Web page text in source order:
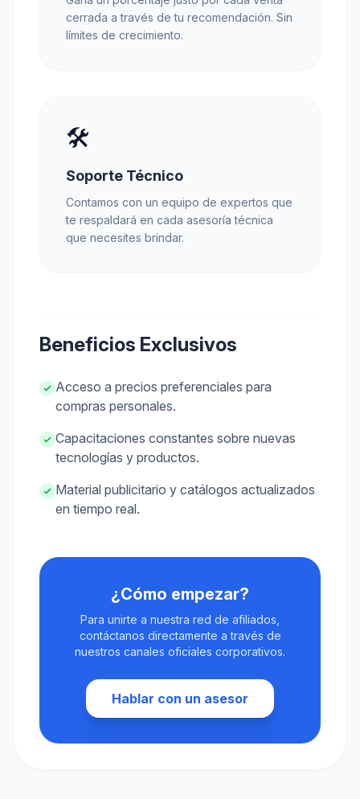
cerrada a través de tu recomendación. Sin
límites de crecimiento.
🛠️
Soporte Técnico
Contamos con un equipo de expertos que
te respaldará en cada asesoría técnica
que necesites brindar.
Beneficios Exclusivos
Acceso a precios preferenciales para
compras personales.
Capacitaciones constantes sobre nuevas
tecnologías y productos.
Material publicitario y catálogos actualizados
en tiempo real.
¿Cómo empezar?
Para unirte a nuestra red de afiliados,
contáctanos directamente a través de
nuestros canales oficiales corporativos.
Hablar con un asesor